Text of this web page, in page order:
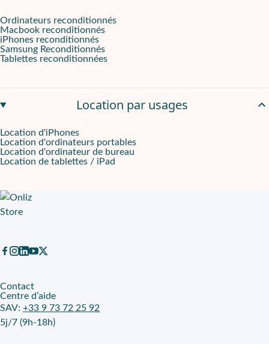
Ordinateurs reconditionnés
Macbook reconditionnés
iPhones reconditionnés
Samsung Reconditionnés
Tablettes reconditionnées
Location par usages
Location d'iPhones
Location d'ordinateurs portables
Location d'ordinateur de bureau
Location de tablettes / iPad
Contact
Centre d’aide
SAV: +33 9 73 72 25 92
5j/7 (9h-18h)